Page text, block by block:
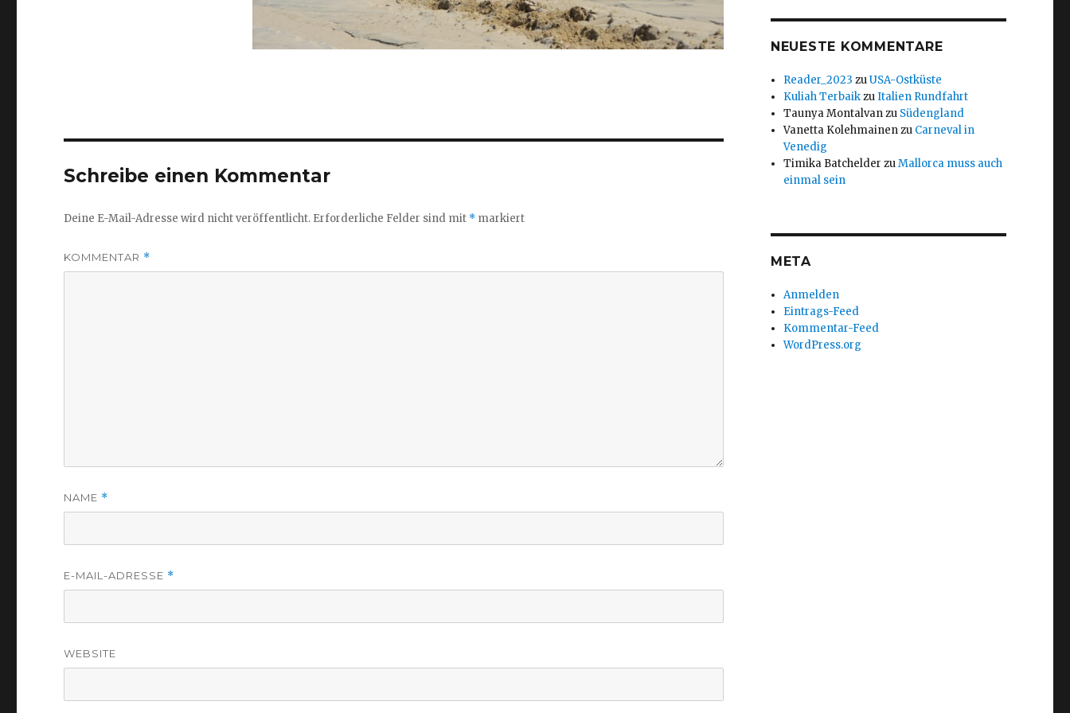
Schreibe einen Kommentar
Deine E-Mail-Adresse wird nicht veröffentlicht. Erforderliche Felder sind mit * markiert
KOMMENTAR *
NAME *
E-MAIL-ADRESSE *
WEBSITE
NEUESTE KOMMENTARE
Reader_2023 zuUSA-Ostküste
Kuliah TerbaikzuItalien Rundfahrt
Taunya Montalvanzu Südengland
Vanetta Kolehmainenzu Carneval in
Venedig
Timika Batchelder zuMallorca muss auch
einmal sein
META
Anmelden
Eintrags-Feed
Kommentar-Feed
WordPress.org